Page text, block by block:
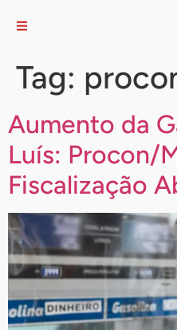
Tag:
Aumento da
Luís: Procon/
Fiscalização